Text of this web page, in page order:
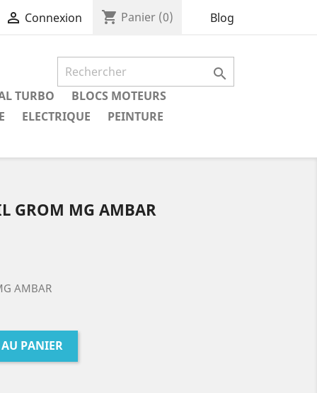
 Connexion shopping_cart Panier (0) Blog

TURBO
BLOCS MOTEURS
ELECTRIQUE PEINTURE
GROM MG AMBAR
AMBAR
PANIER